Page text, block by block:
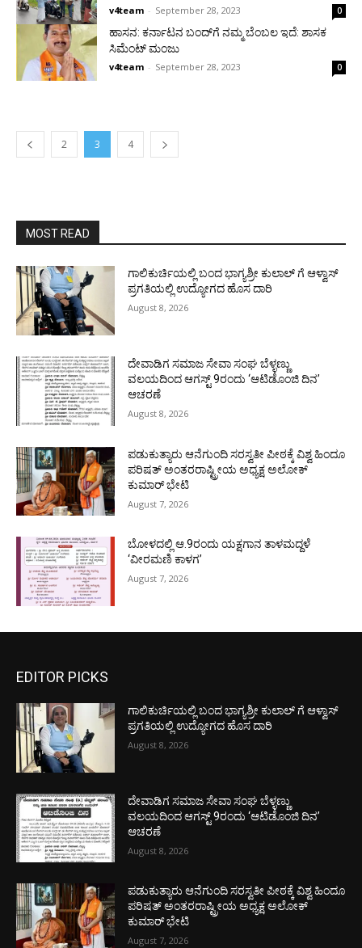
v4team - September 28, 2023 0
ಹಾಸನ: ಕರ್ನಾಟನ ಬಂದ್‍ಗೆ ನಮ್ಮ ಬೆಂಬಲ ಇದೆ: ಶಾಸಕ
ಸಿಮೆಂಟ್ ಮಂಜು
v4team - September 28, 2023 0
2 3 4
MOST READ
ಗಾಲಿಕುರ್ಚಿಯಲ್ಲಿ ಬಂದ ಭಾಗ್ಯಶ್ರೀ ಕುಲಾಲ್ ಗೆ ಆಳ್ವಾಸ್
ಪ್ರಗತಿಯಲ್ಲಿ ಉದ್ಯೋಗದ ಹೊಸ ದಾರಿ
August 8, 2026
ದೇವಾಡಿಗ ಸಮಾಜ ಸೇವಾ ಸಂಘ ಬೆಳ್ಳಣ್ಣು
ವಲಯದಿಂದ ಆಗಸ್ಟ್ 9ರಂದು ‘ಆಟಿಡೊಂಜಿ ದಿನ’
ಆಚರಣೆ
August 8, 2026
ಪಡುಕುತ್ಯಾರು ಆನೆಗುಂದಿ ಸರಸ್ವತೀ ಪೀಠಕ್ಕೆ ವಿಶ್ವ ಹಿಂದೂ
ಪರಿಷತ್ ಅಂತರರಾಷ್ಟ್ರೀಯ ಅಧ್ಯಕ್ಷ ಅಲೋಕ್
ಕುಮಾರ್ ಭೇಟಿ
August 7, 2026
ಬೋಳದಲ್ಲಿ ಆ.9ರಂದು ಯಕ್ಷಗಾನ ತಾಳಮದ್ದಳೆ
‘ವೀರಮಣಿ ಕಾಳಗ’
August 7, 2026
EDITOR PICKS
ಗಾಲಿಕುರ್ಚಿಯಲ್ಲಿ ಬಂದ ಭಾಗ್ಯಶ್ರೀ ಕುಲಾಲ್ ಗೆ ಆಳ್ವಾಸ್
ಪ್ರಗತಿಯಲ್ಲಿ ಉದ್ಯೋಗದ ಹೊಸ ದಾರಿ
August 8, 2026
ದೇವಾಡಿಗ ಸಮಾಜ ಸೇವಾ ಸಂಘ ಬೆಳ್ಳಣ್ಣು
ವಲಯದಿಂದ ಆಗಸ್ಟ್ 9ರಂದು ‘ಆಟಿಡೊಂಜಿ ದಿನ’
ಆಚರಣೆ
August 8, 2026
ಪಡುಕುತ್ಯಾರು ಆನೆಗುಂದಿ ಸರಸ್ವತೀ ಪೀಠಕ್ಕೆ ವಿಶ್ವ ಹಿಂದೂ
ಪರಿಷತ್ ಅಂತರರಾಷ್ಟ್ರೀಯ ಅಧ್ಯಕ್ಷ ಅಲೋಕ್
ಕುಮಾರ್ ಭೇಟಿ
August 7, 2026